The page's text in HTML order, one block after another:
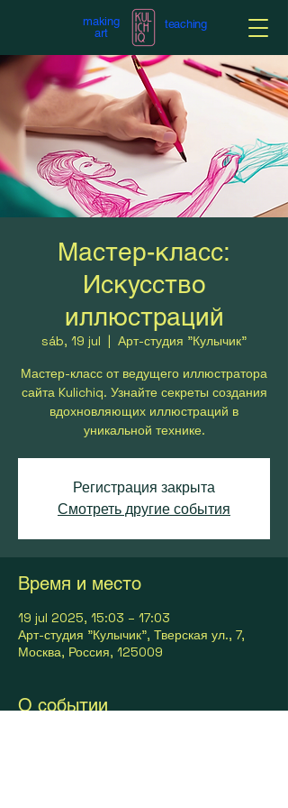
making
art
teaching
Мастер-класс:
Искусство
иллюстраций
sáb, 19 jul
  |
Арт-студия "Кулычик"
Мастер-класс от ведущего иллюстратора
сайта Kulichiq. Узнайте секреты создания
вдохновляющих иллюстраций в
уникальной технике.
Регистрация закрыта
Смотреть другие события
Время и место
19 jul 2025, 15:03 – 17:03
Арт-студия "Кулычик", Тверская ул., 7,
Москва, Россия, 125009
О событии